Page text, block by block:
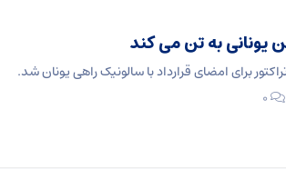
یونانی به تن می کند
برای امضای قرارداد با سالونیک راهی یونان شد.
۰